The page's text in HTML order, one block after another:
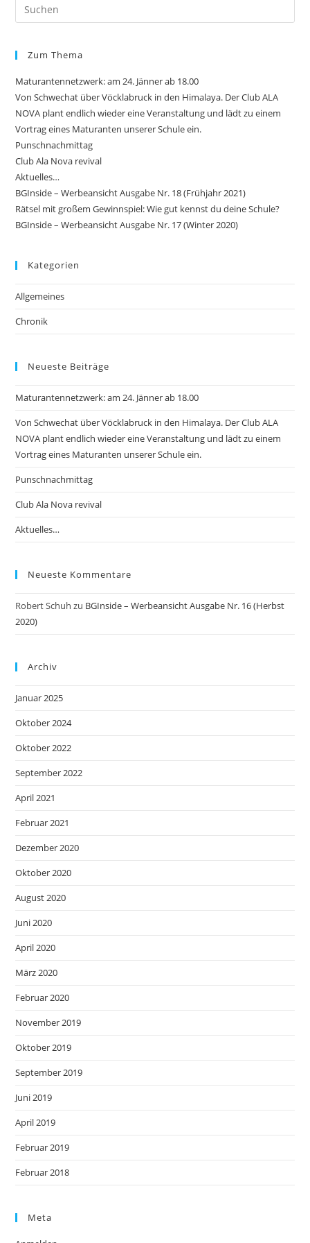
Zum Thema
Maturantennetzwerk: am 24. Jänner ab 18.00
Von Schwechat über Vöcklabruck in den Himalaya. Der Club ALA
NOVA plant endlich wieder eine Veranstaltung und lädt zu einem
Vortrag eines Maturanten unserer Schule ein.
Punschnachmittag
Club Ala Nova revival
Aktuelles…
BGInside – Werbeansicht Ausgabe Nr. 18 (Frühjahr 2021)
Rätsel mit großem Gewinnspiel: Wie gut kennst du deine Schule?
BGInside – Werbeansicht Ausgabe Nr. 17 (Winter 2020)
Kategorien
Allgemeines
Chronik
Neueste Beiträge
Maturantennetzwerk: am 24. Jänner ab 18.00
Von Schwechat über Vöcklabruck in den Himalaya. Der Club ALA
NOVA plant endlich wieder eine Veranstaltung und lädt zu einem
Vortrag eines Maturanten unserer Schule ein.
Punschnachmittag
Club Ala Nova revival
Aktuelles…
Neueste Kommentare
Robert Schuh zu BGInside – Werbeansicht Ausgabe Nr. 16 (Herbst
2020)
Archiv
Januar 2025
Oktober 2024
Oktober 2022
September 2022
April 2021
Februar 2021
Dezember 2020
Oktober 2020
August 2020
Juni 2020
April 2020
März 2020
Februar 2020
November 2019
Oktober 2019
September 2019
Juni 2019
April 2019
Februar 2019
Februar 2018
Meta